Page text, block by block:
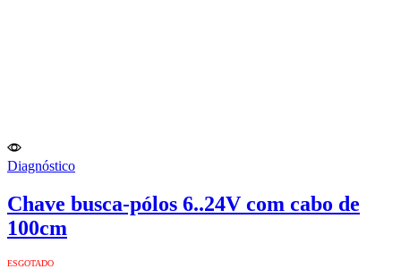
Diagnóstico
Chave busca-pólos 6..24V com cabo de
100cm
ESGOTADO